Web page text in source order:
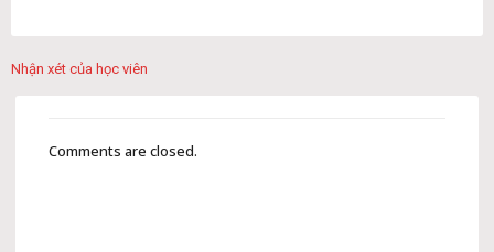
Nhận xét của học viên
Comments are closed.